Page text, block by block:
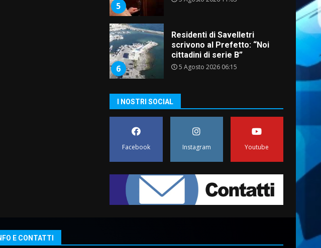
5
6
Residenti di Savelletri
scrivono al Prefetto: “Noi
cittadini di serie B”
5 Agosto 2026 06:15
Pesce Spada: appuntamento
a sabato 8 agosto
5 Agosto 2026 06:10
pronta a tornare in Consiglio
comunale
6 Agosto 2026 08:00
I NOSTRI SOCIAL
Facebook Instagram Youtube
E CONTATTI